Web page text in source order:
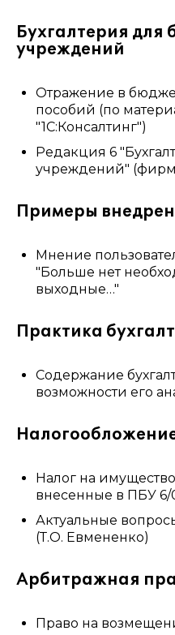
Бухгалтерия
учреждений
Отражение в
пособий (по
"1С:Консалтинг")
Редакция 6
учреждений"
Примеры
Мнение
"Больше нет
выходные…"
Практика
Содержание
возможности его
Налог на
внесенные в ПБУ 6/
Актуальные
(Т.О. Евмененко)
Арбитражная
Право на